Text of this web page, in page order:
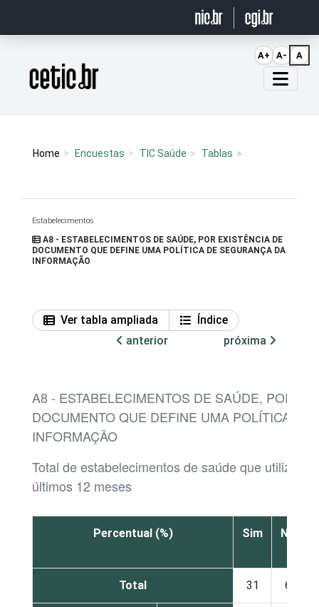
Página inicial
Home Encuestas TIC Saúde Tablas
Estabelecimentos
A8 - ESTABELECIMENTOS DE SAÚDE, POR EXISTÊNCIA DE
DOCUMENTO QUE DEFINE UMA POLÍTICA DE SEGURANÇA DA
INFORMAÇÃO
Ver tabla ampliada
Índice
anterior
próxima
A8 - ESTABELECIMENTOS DE SAÚDE, POR
DOCUMENTO QUE DEFINE UMA POLÍTICA DE
INFORMAÇÃO
Total de estabelecimentos de saúde que
últimos 12 meses
Percentual (%) Sim Não
Total 31 60
A+ A- A